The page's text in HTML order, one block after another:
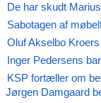
De har skudt
Sabotagen af
Oluf Akselbo
Inger Pedersens
KSP fortæller om
Jørgen Damgaard